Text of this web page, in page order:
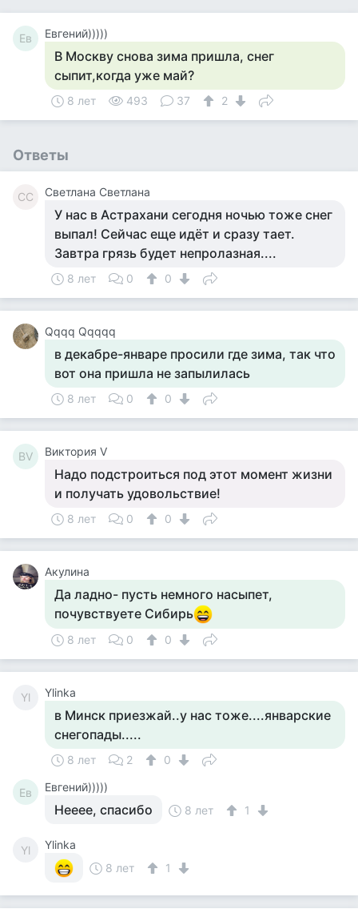
Ев Евгений)))))
В Москву снова зима пришла, снег
сыпит,когда уже май?
8 лет 493 37 2
Ответы
СС Светлана Светлана
У нас в Астрахани сегодня ночью тоже снег
выпал! Сейчас еще идёт и сразу тает.
Завтра грязь будет непролазная....
8 лет 0 0
Qqqq Qqqqq
в декабре-январе просили где зима, так что
вот она пришла не запылилась
8 лет 0 0
ВV Виктория V
Надо подстроиться под этот момент жизни
и получать удовольствие!
8 лет 0 0
Акулина
Да ладно- пусть немного насыпет,
почувствуете Сибирь
8 лет 0 0
Yl Ylinka
в Минск приезжай..у нас тоже....январские
снегопады.....
8 лет 2 0
Ев Евгений)))))
Нееее, спасибо 8 лет 1
Yl
Ylinka
8 лет
1